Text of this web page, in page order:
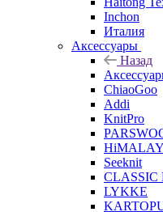
Inchon
Италия
Аксессуары
Назад
ChiaoGoo
Addi
KnitPro
Seeknit
CLASSIC
LYKKE